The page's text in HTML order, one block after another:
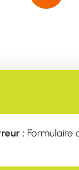
: Formulaire